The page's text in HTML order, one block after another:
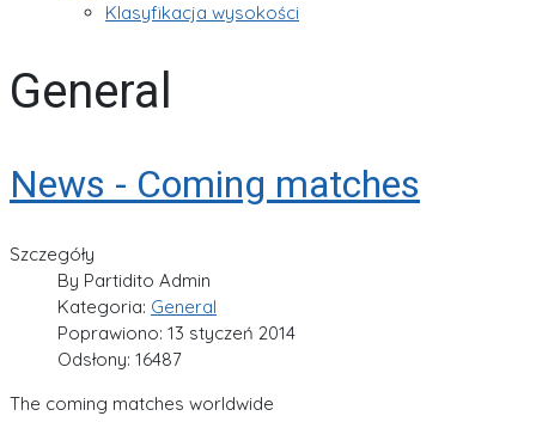
Klasyfikacja wysokości
General
News - Coming matches
Szczegóły
By Partidito Admin
Kategoria: General
Poprawiono: 13 styczeń 2014
Odsłony: 16487
The coming matches worldwide